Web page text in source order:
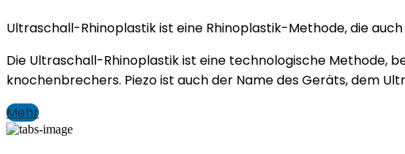
Ultraschall-Rhinoplastik ist eine Rhinoplastik-Methode, die
Die Ultraschall-Rhinoplastik ist eine technologische Methode,
knochenbrechers. Piezo ist auch der Name des Geräts, dem
Mehr